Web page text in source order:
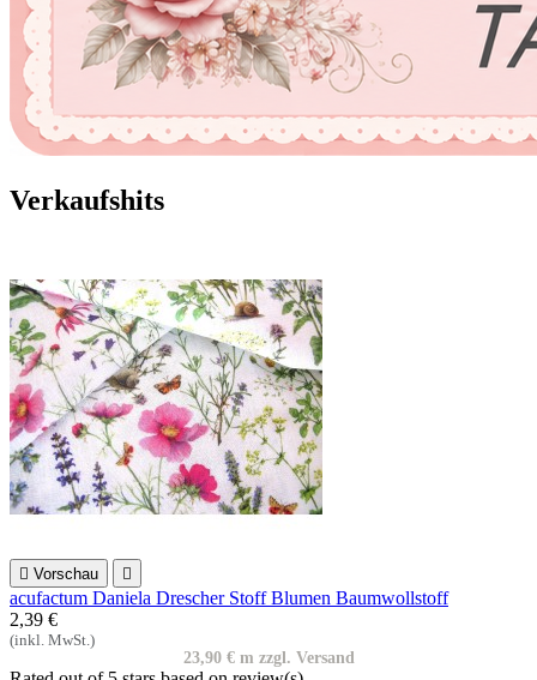
Verkaufshits
 Vorschau 
acufactum Daniela Drescher Stoff Blumen Baumwollstoff
2,39 €
(inkl. MwSt.)
23,90 € m zzgl. Versand